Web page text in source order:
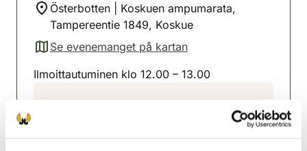
Österbotten | Koskuen ampumarata,
Tampereentie 1849, Koskue
Se evenemanget på kartan
(avautuu uuteen välilehteen)
Ilmoittautuminen klo 12.00 – 13.00
jalasjarvi@rhy.riista.fi